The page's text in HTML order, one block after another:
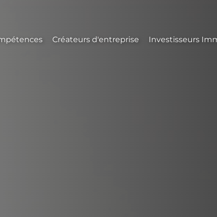
Créateurs d'entreprise Investisseurs